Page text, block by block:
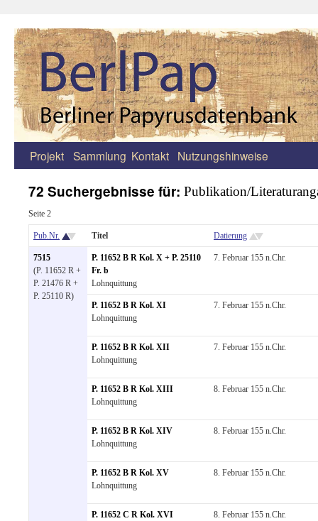
Zum
springen
Projekt Sammlung Kontakt Nutzungshinweise
72 Suchergebnisse für: Publikation/
Seite 2
Pub.Nr. Titel Datierung
7515
(P. 11652 R +
P. 21476 R +
P. 25110 R)
P. 11652 B R Kol. X + P. 25110
Fr. b
Lohnquittung
7. Februar 155 n.Chr.
P. 11652 B R Kol. XI
Lohnquittung
7. Februar 155 n.Chr.
P. 11652 B R Kol. XII
Lohnquittung
7. Februar 155 n.Chr.
P. 11652 B R Kol. XIII
Lohnquittung
8. Februar 155 n.Chr.
P. 11652 B R Kol. XIV
Lohnquittung
8. Februar 155 n.Chr.
P. 11652 B R Kol. XV
Lohnquittung
8. Februar 155 n.Chr.
P. 11652 C R Kol. XVI
8. Februar 155 n.Chr.